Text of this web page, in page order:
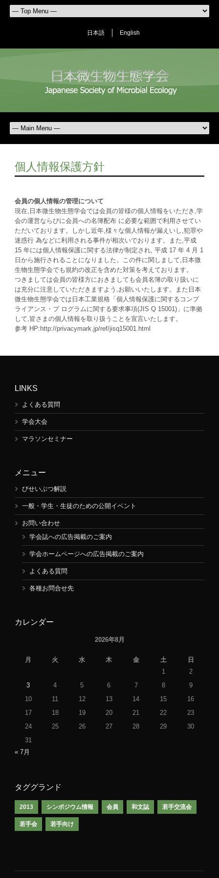
日本語 English
個人情報保護方針
会員の個人情報の管理について
現在,日本微生物生態学会では会員の皆様の個人情報をいただき,学
会の運営ならびに会員への名簿配布 に必要な範囲で利用させてい
ただいております。しかし近年,様々な個人情報が漏えいし,犯罪や
迷惑行 為などに利用される事件が相次いでおります。また,平成
15 年には個人情報保護に関する法律が制定され, 平成 17 年 4 月 1
日から施行されることになりました。この件に関しまして,日本微
生物生態学会でも規約の改正を含めた対策を考えております。
つきましては会員の皆様方におきましても会員名簿の取り扱いに
は充分に注意していただきますよう,お願いいたします。また日本
微生物生態学会では日本工業規格「個人情報保護に関するコンプ
ライアンス・プ ログラムに関する要求事項(JIS Q 15001)」に準拠
して,皆さまの個人情報を取り扱うことを宣言いたします。
参考 HP:http://privacymark.jp/ref/jisq15001.html
LINKS
よくある質問
学会大会
マラソンセミナー
メニュー
びせいぶつ解説
一般・学生・生徒のための公開イベント
お問い合わせ
学会誌への広告掲載のご案内
学会ホームページへの広告掲載のご案内
よくある質問
各種お問合せ先
カレンダー
2026年8月
月 火 水 木 金 土
日
1
2
3
4 5 6 7 8
9
10
11 12 13 14 15
16
17
18 19 20 21 22
23
24
25 26 27 28 29
30
31
« 7月
タググランド
2013 シンポジウム情報 会員 和文誌 若手交流会
若手会 若手向け